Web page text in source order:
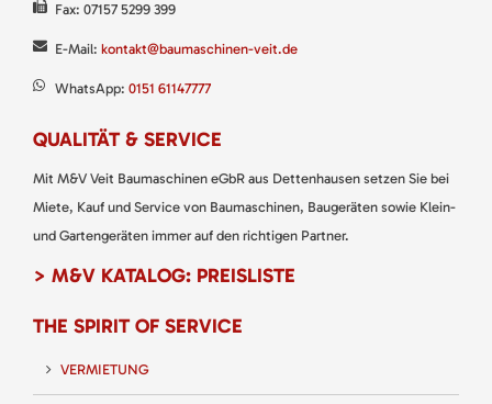
Fax: 07157 5299 399
E-Mail: kontakt@baumaschinen-veit.de
WhatsApp: 0151 61147777
QUALITÄT & SERVICE
Mit M&V Veit Baumaschinen eGbR aus Dettenhausen setzen Sie bei
Miete, Kauf und Service von Baumaschinen, Baugeräten sowie Klein-
und Gartengeräten immer auf den richtigen Partner.
> M&V KATALOG: PREISLISTE
THE SPIRIT OF SERVICE
VERMIETUNG